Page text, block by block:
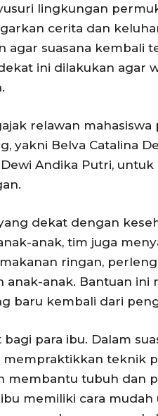
lingkungan
cerita dan
agar suasana kembali
ini dilakukan agar
relawan mahasiswa
yakni Belva Catalina
Andika Putri,
dekat dengan
anak, tim juga
ringan,
anak-anak. Bantuan ini
baru kembali dari
para ibu. Dalam
teknik
membantu tubuh dan
memiliki cara mudah